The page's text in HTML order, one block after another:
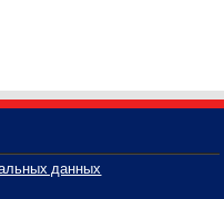
данных